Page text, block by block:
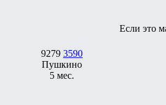
9279 3590
Пушкино
5 мес.
Если это